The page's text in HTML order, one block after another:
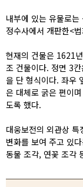
내부에 있는 유물로
정수사에서 개판한<
현재의 건물은 1621
조 건물이다. 정면 3
을 단 형식이다. 좌우
은 대체로 굵은 편이
도록 했다.
대웅보전의 외관상
변화를 보여 주고 있
동물 조각, 연꽃 조각